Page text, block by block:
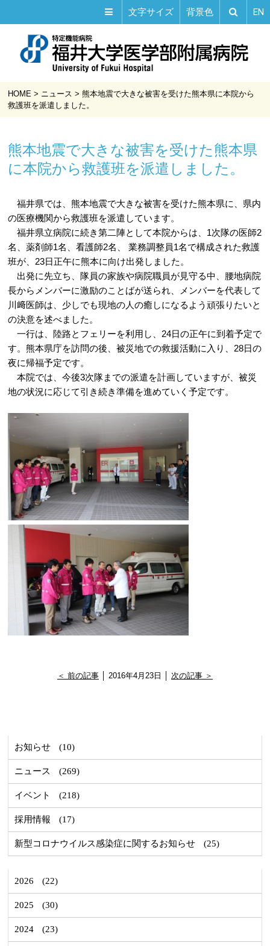
文字サイズ 背景色 EN
HOME > ニュース >熊本地震で大きな被害を受けた熊本県に本院から
救護班を派遣しました。
熊本地震で大きな被害を受けた熊本県
に本院から救護班を派遣しました。
福井県では、熊本地震で大きな被害を受けた熊本県に、県内
の医療機関から救護班を派遣しています。
福井県立病院に続き第二陣として本院からは、1次隊の医師2
名、薬剤師1名、看護師2名、 業務調整員1名で構成された救護
班が、23日正午に熊本に向け出発しました。
出発に先立ち、隊員の家族や病院職員が見守る中、腰地病院
長からメンバーに激励のことばが送られ、メンバーを代表して
川﨑医師は、少しでも現地の人の癒しになるよう頑張りたいと
の決意を述べました。
一行は、陸路とフェリーを利用し、24日の正午に到着予定で
す。熊本県庁を訪問の後、被災地での救援活動に入り、28日の
夜に帰福予定です。
本院では、今後3次隊までの派遣を計画していますが、被災
地の状況に応じて引き続き準備を進めていく予定です。
＜ 前の記事│ 2016年4月23日 │ 次の記事 ＞
お知らせ (10)
ニュース (269)
イベント (218)
採用情報 (17)
新型コロナウイルス感染症に関するお知らせ (25)
2026 (22)
2025 (30)
2024 (23)